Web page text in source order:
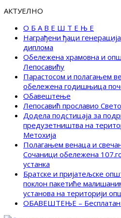
АКТУЕЛНО
О Б А В Е Ш Т Е Њ Е
Награђени ђаци
диплома
Обележена храмовна и
Лепосавићу
Парастосом и полагањем
обележена годишњица
Обавештење
Лепосавић прославио
Додела подстицаја за
предузетништва на
Метохија
Полагањем венаца и
Сочаници обележена
устанка
Братске и пријатељске
поклон пакетиће
установа на територији
ОБАВЕШТЕЊЕ – Бесплатан